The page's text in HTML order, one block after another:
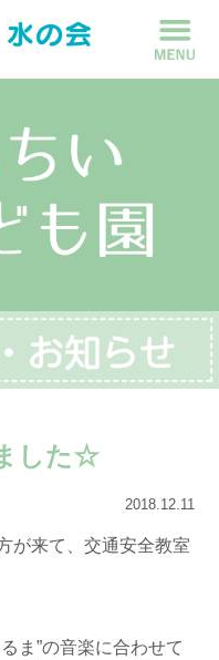
した☆
2018.12.11
が来て、交通安全教室
ま”の音楽に合わせて